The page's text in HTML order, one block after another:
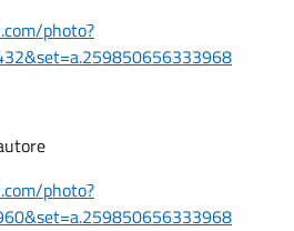
photo?
photo?